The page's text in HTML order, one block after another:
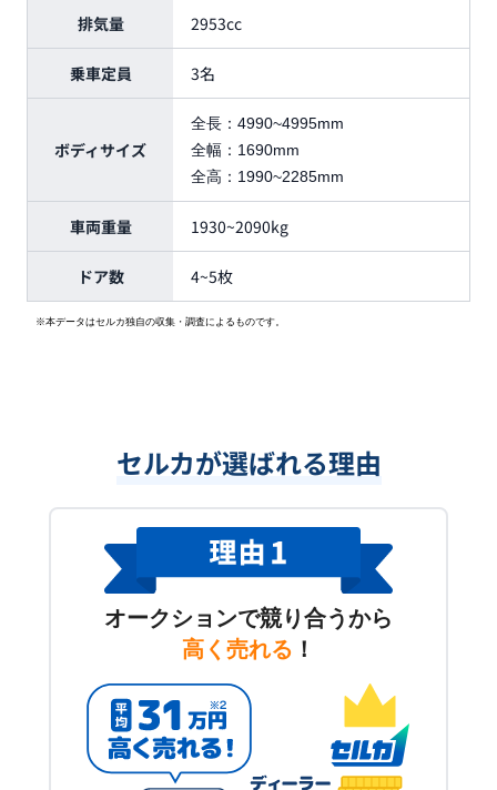
排気量 2953cc
乗車定員 3名
ボディサイズ
全長： 4990~4995mm
全幅： 1690mm
全高： 1990~2285mm
車両重量 1930~2090kg
ドア数 4~5枚
※本データはセルカ独自の収集・調査によるものです。
セルカが選ばれる理由
オークションで競り合うから
高く売れる ！